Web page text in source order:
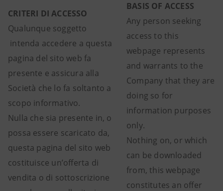
CRITERI DI ACCESSO
Qualunque soggetto
intenda accedere a questa
pagina del sito web fa
presente e assicura alla
Società che lo fa soltanto a
scopo informativo.
Nulla che sia presente in, o
possa essere scaricato da,
questa pagina del sito web
costituisce un’offerta di
vendita o di sottoscrizione
BASIS OF ACCESS
Any person seeking
access to this
webpage represents
and warrants to the
Company that they are
doing so for
information purposes
only.
Nothing on, or which
can be downloaded
from, this webpage
constitutes an offer